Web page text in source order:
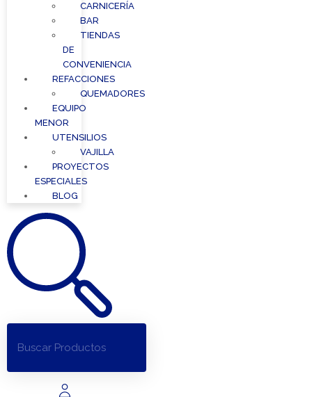
CARNICERÍA
BAR
TIENDAS
DE
CONVENIENCIA
REFACCIONES
QUEMADORES
EQUIPO
MENOR
UTENSILIOS
VAJILLA
PROYECTOS
ESPECIALES
BLOG